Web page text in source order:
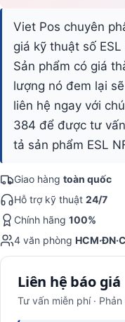
Viet Pos chuyên
giá kỹ thuật số
Sản phẩm có giá
lượng nó đem lại
liên hệ ngay với
384 để được tư
tả sản phẩm ESL
Giao hàng toàn quốc
Hỗ trợ kỹ thuật 24/7
Chính hãng 100%
4 văn phòng
Liên hệ báo giá
Tư vấn miễn phí ·